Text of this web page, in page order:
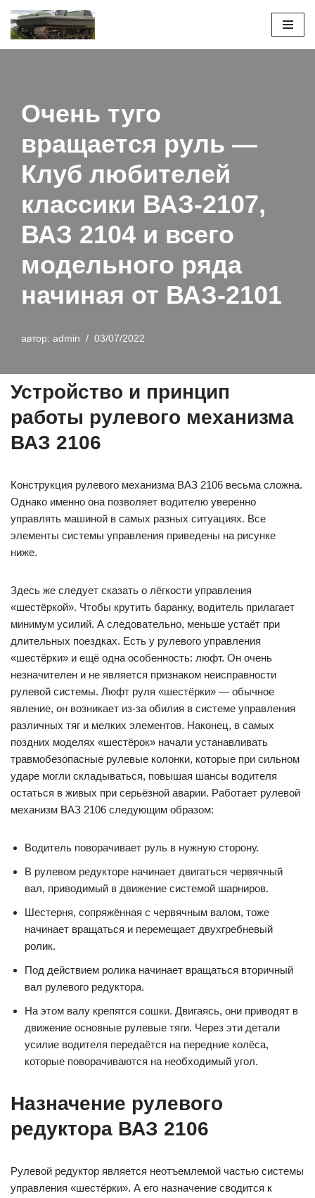
Перейти
Очень туго
вращается руль —
Клуб любителей
классики ВАЗ-2107,
ВАЗ 2104 и всего
модельного ряда
начиная от ВАЗ-2101
автор: admin 03/07/2022
Устройство и принцип
работы рулевого механизма
ВАЗ 2106
Конструкция рулевого механизма ВАЗ 2106 весьма сложна.
Однако именно она позволяет водителю уверенно
управлять машиной в самых разных ситуациях. Все
элементы системы управления приведены на рисунке
ниже.
Здесь же следует сказать о лёгкости управления
«шестёркой». Чтобы крутить баранку, водитель прилагает
минимум усилий. А следовательно, меньше устаёт при
длительных поездках. Есть у рулевого управления
«шестёрки» и ещё одна особенность: люфт. Он очень
незначителен и не является признаком неисправности
рулевой системы. Люфт руля «шестёрки» — обычное
явление, он возникает из-за обилия в системе управления
различных тяг и мелких элементов. Наконец, в самых
поздних моделях «шестёрок» начали устанавливать
травмобезопасные рулевые колонки, которые при сильном
ударе могли складываться, повышая шансы водителя
остаться в живых при серьёзной аварии. Работает рулевой
механизм ВАЗ 2106 следующим образом:
Водитель поворачивает руль в нужную сторону.
В рулевом редукторе начинает двигаться червячный
вал, приводимый в движение системой шарниров.
Шестерня, сопряжённая с червячным валом, тоже
начинает вращаться и перемещает двухгребневый
ролик.
Под действием ролика начинает вращаться вторичный
вал рулевого редуктора.
На этом валу крепятся сошки. Двигаясь, они приводят в
движение основные рулевые тяги. Через эти детали
усилие водителя передаётся на передние колёса,
которые поворачиваются на необходимый угол.
Назначение рулевого
редуктора ВАЗ 2106
Рулевой редуктор является неотъемлемой частью системы
управления «шестёрки». А его назначение сводится к